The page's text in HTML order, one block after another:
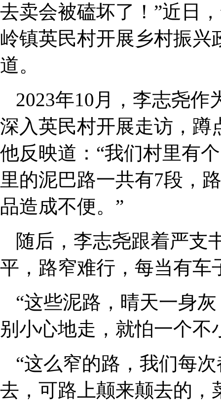
去卖会被磕坏了！”近日
岭镇英民村开展乡村振
道。
2023年10月，李志尧
深入英民村开展走访，蹲
他反映道：“我们村里有
里的泥巴路一共有7段，
品造成不便。”
随后，李志尧跟着严支
平，路窄难行，每当有车
“这些泥路，晴天一身
别小心地走，就怕一个不
“这么窄的路，我们每
去，可路上颠来颠去的，